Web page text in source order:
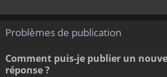
Problèmes de publication
Comment puis-je publier un
réponse ?